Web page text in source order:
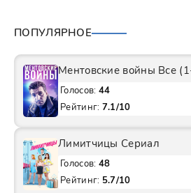
ПОПУЛЯРНОЕ
Голосов: 44
Рейтинг: 7.1/10
Лимитчицы Сериал
Голосов: 48
Рейтинг: 5.7/10